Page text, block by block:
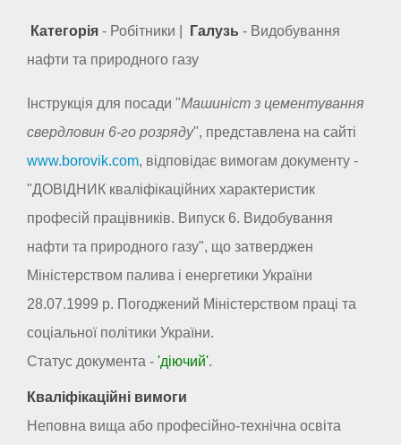
Категорія - Робітники | Галузь - Видобування
нафти та природного газу
Інструкція для посади "Машиніст з цементування
свердловин 6-го розряду", представлена на сайті
www.borovik.com, відповідає вимогам документу -
"ДОВІДНИК кваліфікаційних характеристик
професій працівників. Випуск 6. Видобування
нафти та природного газу", що затверджен
Міністерством палива і енергетики України
28.07.1999 р. Погоджений Міністерством праці та
соціальної політики України.
Статус документа - 'діючий'.
Кваліфікаційні вимоги
Неповна вища або професійно-технічна освіта